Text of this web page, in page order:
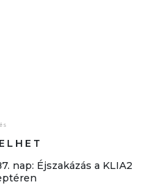
nap: Éjszakázás a KLIA2